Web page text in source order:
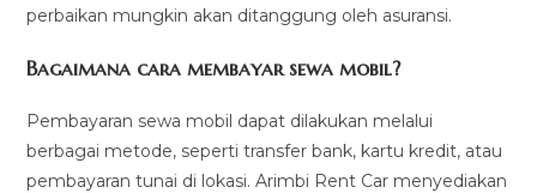
perbaikan mungkin akan ditanggung oleh asuransi.
Bagaimana cara membayar sewa mobil?
Pembayaran sewa mobil dapat dilakukan melalui
berbagai metode, seperti transfer bank, kartu kredit, atau
pembayaran tunai di lokasi. Arimbi Rent Car menyediakan